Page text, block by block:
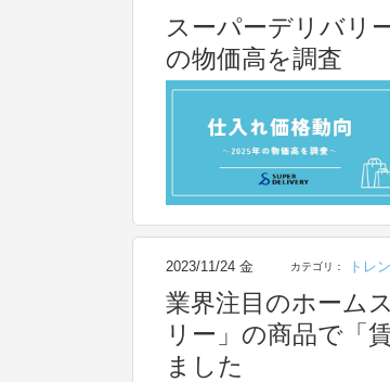
スーパーデリバリ
の物価高を調査
2023/11/24 金 カテゴリ： トレ
業界注目のホーム
リー」の商品で「
ました